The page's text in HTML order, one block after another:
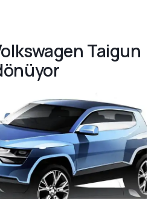
Taigun